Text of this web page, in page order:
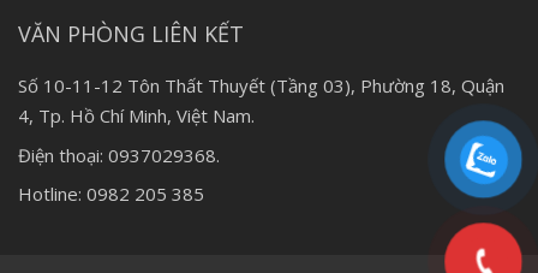
VĂN PHÒNG LIÊN KẾT
Số 10-11-12 Tôn Thất Thuyết (Tầng 03), Phường 18, Quận
4, Tp. Hồ Chí Minh, Việt Nam.
Điện thoại: 0937029368.
Hotline: 0982 205 385